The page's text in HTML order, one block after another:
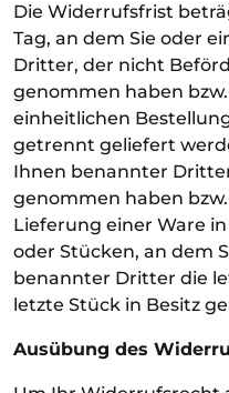
Die Widerrufsfrist
Tag, an dem Sie oder
Dritter, der nicht
genommen haben
einheitlichen
getrennt geliefert
Ihnen benannter
genommen haben
Lieferung einer Ware
oder Stücken, an dem
benannter Dritter die
letzte Stück in Besitz
Ausübung des